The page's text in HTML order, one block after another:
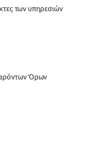
των υπηρεσιών
Όρων